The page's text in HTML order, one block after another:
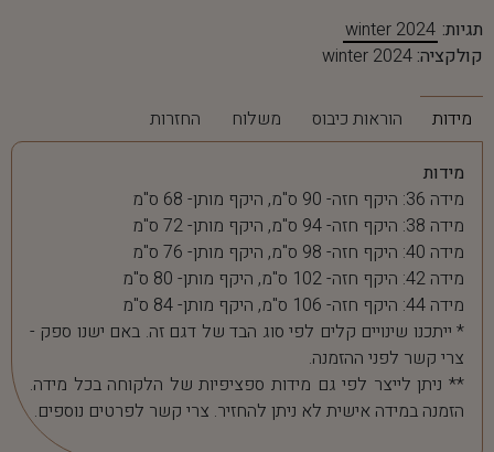
תגיות: winter 2024
קולקציה: winter 2024
מידות הוראות כיבוס משלוח החזרות
מידות
מידה 36: היקף חזה- 90 ס"מ, היקף מותן- 68 ס"מ
מידה 38: היקף חזה- 94 ס"מ, היקף מותן- 72 ס"מ
מידה 40: היקף חזה- 98 ס"מ, היקף מותן- 76 ס"מ
מידה 42: היקף חזה- 102 ס"מ, היקף מותן- 80 ס"מ
מידה 44: היקף חזה- 106 ס"מ, היקף מותן- 84 ס"מ
* ייתכנו שינויים קלים לפי סוג הבד של דגם זה. באם ישנו ספק -
צרי קשר לפני ההזמנה.
** ניתן לייצר לפי גם מידות ספציפיות של הלקוחה בכל מידה.
הזמנה במידה אישית לא ניתן להחזיר. צרי קשר לפרטים נוספים.